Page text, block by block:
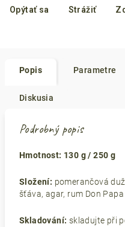
Opýtať sa Strážiť
Popis Parametre
Diskusia
Podrobný popis
Hmotnost: 130 g / 250 g
Složení: pomerančová
šťáva, agar, rum Don Papa
Skladování: skladujte při